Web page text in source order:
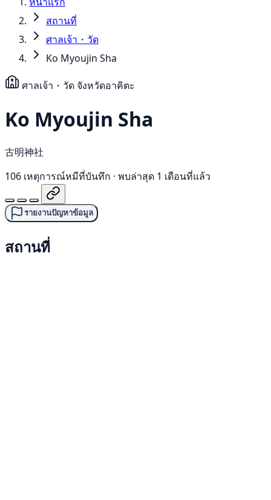
สถานที่
ศาลเจ้า・วัด
Ko Myoujin Sha
ศาลเจ้า・วัด จังหวัดอาคิตะ
Ko Myoujin Sha
古明神社
106 เหตุการณ์หมีที่บันทึก · พบล่าสุด 1 เดือนที่แล้ว
รายงานปัญหาข้อมูล
สถานที่